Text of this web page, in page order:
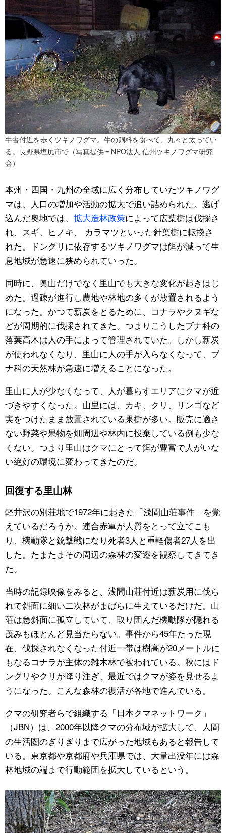
牛舎付近を歩くツキノワグマ。牛の飼料を食べて、丸々と太ってい
る。長野県塩尻市で（写真提供＝NPO法人 信州ツキノワグマ研究
会）
本州・四国・九州の全域に広く分布していたツキノワグ
マは、人口の増加や活動の拡大で追い詰められた。逃げ
込んだ奥地では、 拡大造林政策によって広葉樹は伐採さ
れ、スギ、ヒノキ、 カラマツといった針葉樹に転換さ
れた。ドングリに依存するツキノワグマは餌が減って生
息地域が急速に狭められていった。
同時に、奥山だけでなく里山でも大きな変化が起きはじ
めた。過疎が進行し農地や林地の多くが放置されるよう
になった。かつて薪炭をとるために、コナラやクヌギな
どが周期的に伐採されてきた。つまりこうしたブナ科の
落葉高木は人の手によって管理されていた。しかし薪炭
が使われなくなり、里山に人の手が入らなくなって、ブ
ナ科の天然林が急速に増えることになった。
里山に人が少なくなって、人が暮らすエリアにクマが近
づきやすくなった。山里には、カキ、クリ、リンゴなど
実をつけたまま放置されている果樹が多い。販売に適さ
ない野菜や果物を畑周辺や林内に投棄している例も少な
くない。つまり里山はクマにとって餌が豊富で人がいな
い絶好の環境に変わってきたのだ。
回復する里山林
軽井沢の別荘地で1972年に起きた「浅間山荘事件」を覚
えているだろうか。連合赤軍が人質をとって立てこも
り、機動隊と銃撃戦になり死者3人と重軽傷者27人を出
した。たまたまその周辺の森林の変遷を観察してきてき
た。
当時の記録映像をみると、浅間山荘付近は薪炭用に伐ら
れて斜面に細い二次林がまばらに生えているだけだ。山
荘は急斜面に孤立していて、取り囲んだ機動隊が隠れる
茂みもほとんど見当たらない。事件から45年たった現
在、伐採されなくなった付近一帯は樹高が20メートルに
もなるコナラが主体の雑木林で被われている。秋にはド
ングリやクリが降り注ぎ、最近ではクマが姿を見せるよ
うになった。こんな森林の復活が各地で進んでいる。
クマの研究者らで組織する「日本クマネットワーク」
（JBN）は、2000年以降クマの分布域が拡大して、人間
の生活圏のぎりぎりまで広がった地域もあると報告して
いる。東京都や京都府や兵庫県では、大量出没年には森
林地域の端まで行動範囲を拡大しているという。